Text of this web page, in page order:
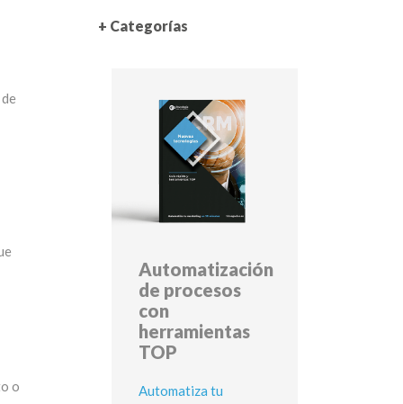
o
+ Categorías
Automatización
de procesos
con
herramientas
TOP
Automatiza tu